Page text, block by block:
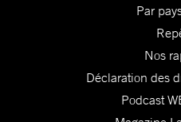
Par
Nos
Déclaration des
Podcast